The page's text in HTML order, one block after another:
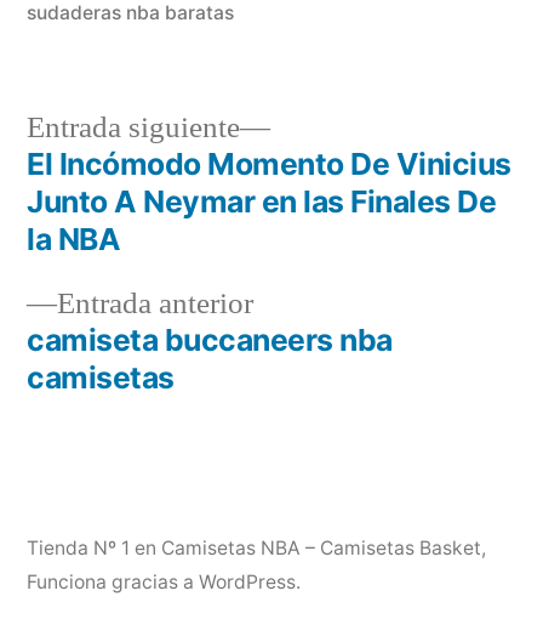
sudaderas nba baratas
Navegación
de
entradas
Entrada anteriorEntrada
anterior:
camiseta buccaneers nba
camisetas
Entrada siguiente
Entrada
siguiente:
El Incómodo Momento De Vinicius
Junto A Neymar en las Finales De
la NBA
Tienda Nº 1 en Camisetas NBA – Camisetas Basket,
Funciona gracias a WordPress.